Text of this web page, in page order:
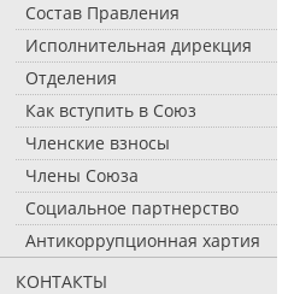
Состав Правления
Исполнительная дирекция
Отделения
Как вступить в Союз
Членские взносы
Члены Союза
Социальное партнерство
Антикоррупционная хартия
КОНТАКТЫ